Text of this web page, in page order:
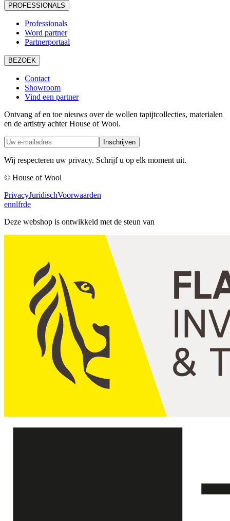
PROFESSIONALS
Professionals
Word partner
Partnerportaal
BEZOEK
Contact
Showroom
Vind een partner
Ontvang af en toe nieuws over de wollen tapijtcollecties, materialen
en de artistry achter House of Wool.
Inschrijven
Wij respecteren uw privacy. Schrijf u op elk moment uit.
© House of Wool
PrivacyJuridischVoorwaarden
ennlfrde
Deze webshop is ontwikkeld met de steun van